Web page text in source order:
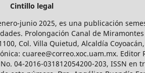
Cintillo legal
junio 2025, es una publicación
Prolongación Canal de Miramontes
Col. Villa Quietud, Alcaldía
cuaree@correo.xoc.uam.mx. Editor
04-2016-031812054200-203, ISSN